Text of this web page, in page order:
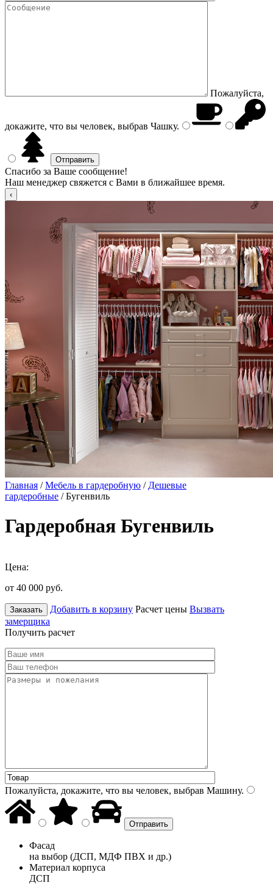
Пожалуйста,
докажите, что вы человек, выбрав Чашку.
Спасибо за Ваше сообщение!
Наш менеджер свяжется с Вами в ближайшее время.
Главная /Мебель в гардеробную / Дешевые
гардеробные / Бугенвиль
Гардеробная Бугенвиль
Цена:
от 40 000 руб.
Заказать Добавить в корзину Расчет цены Вызвать
замерщика
Получить расчет
Пожалуйста, докажите, что вы человек, выбрав Машину.
Фасад
на выбор (ДСП, МДФ ПВХ и др.)
Материал корпуса
ДСП